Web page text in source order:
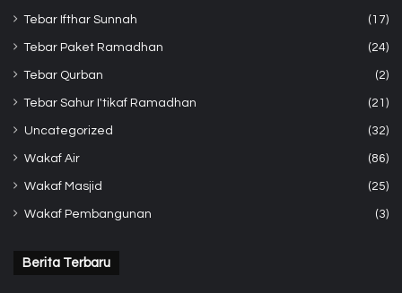
Tebar Ifthar Sunnah (17)
Tebar Paket Ramadhan (24)
Tebar Qurban (2)
Tebar Sahur I'tikaf Ramadhan (21)
Uncategorized (32)
Wakaf Air (86)
Wakaf Masjid (25)
Wakaf Pembangunan (3)
Berita Terbaru